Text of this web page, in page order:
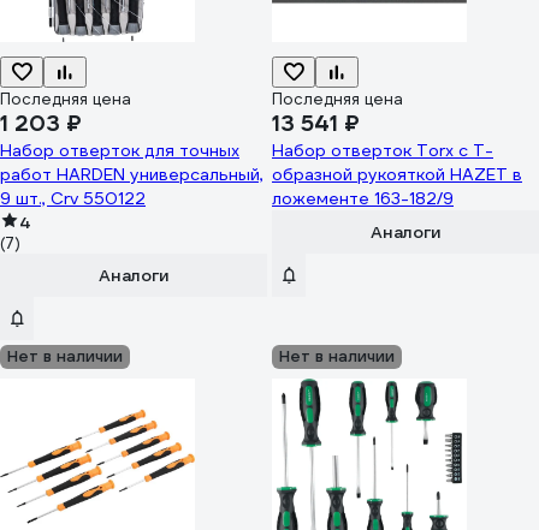
Последняя цена
1 203 ₽
Набор отверток для точных
работ HARDEN универсальный,
9 шт., Crv 550122
4
(7)
Аналоги
Последняя цена
13 541 ₽
Набор отверток Torx с Т-
образной рукояткой HAZET в
ложементе 163-182/9
Аналоги
Нет в наличии Нет в наличии